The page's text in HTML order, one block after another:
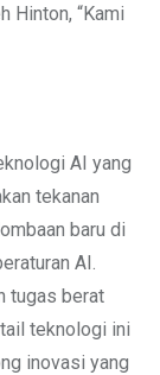
Hinton, “Kami
AI yang
tekanan
baru di
AI.
tugas berat
teknologi ini
inovasi yang